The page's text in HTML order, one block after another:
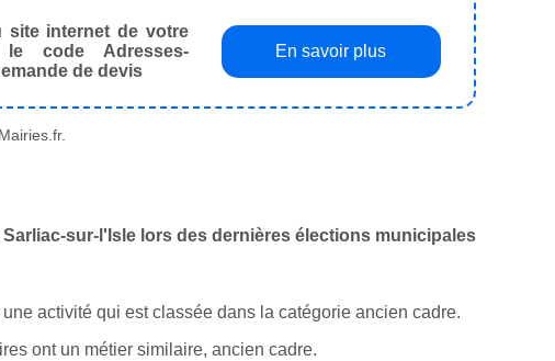
site internet de votre
code Adresses-
de devis
En savoir plus
Sarliac-sur-l'Isle lors des dernières élections municipales
activité qui est classée dans la catégorie ancien cadre.
ont un métier similaire, ancien cadre.